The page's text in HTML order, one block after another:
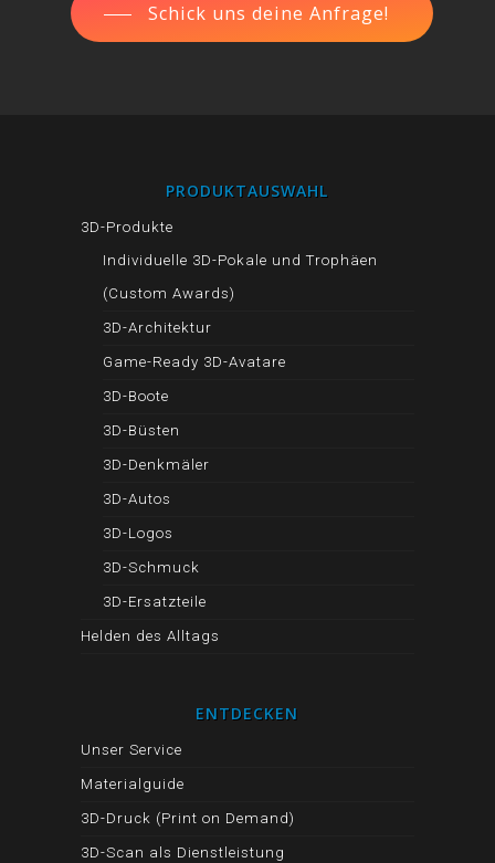
Schick uns deine Anfrage!
PRODUKTAUSWAHL
3D-Produkte
Individuelle 3D-Pokale und Trophäen
(Custom Awards)
3D-Architektur
Game-Ready 3D-Avatare
3D-Boote
3D-Büsten
3D-Denkmäler
3D-Autos
3D-Logos
3D-Schmuck
3D-Ersatzteile
Helden des Alltags
ENTDECKEN
Unser Service
Materialguide
3D-Druck (Print on Demand)
3D-Scan als Dienstleistung